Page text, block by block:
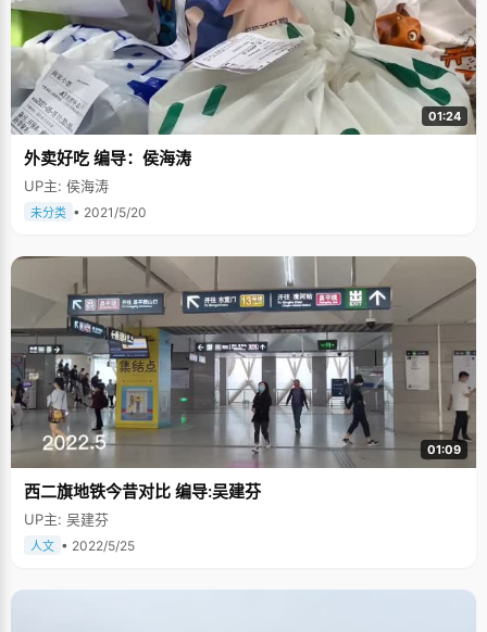
01:24
外卖好吃 编导：侯海涛
UP主: 侯海涛
未分类 • 2021/5/20
01:09
西二旗地铁今昔对比 编导:吴建芬
UP主: 吴建芬
人文 • 2022/5/25